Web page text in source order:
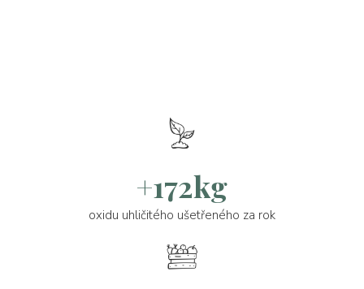
+172kg
oxidu uhličitého ušetřeného za rok